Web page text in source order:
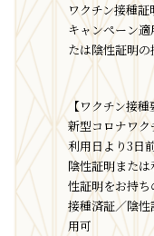
ワクチン接種
キャンペーン
たは陰性証明
【ワクチン接種
新型コロナワ
利用日より3日
陰性証明また
性証明をお持ち
接種済証／陰
用可